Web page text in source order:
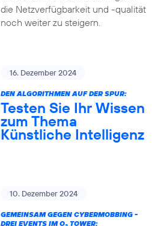
die Netzverfügbarkeit und -qualität
noch weiter zu steigern.
16. Dezember 2024
DEN ALGORITHMEN AUF DER SPUR:
Testen Sie Ihr Wissen
zum Thema
Künstliche Intelligenz
10. Dezember 2024
GEMEINSAM GEGEN CYBERMOBBING -
DREI EVENTS IM O TOWER: